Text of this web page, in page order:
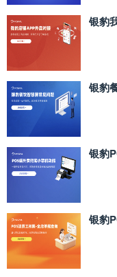
银豹
银豹
银豹
银豹